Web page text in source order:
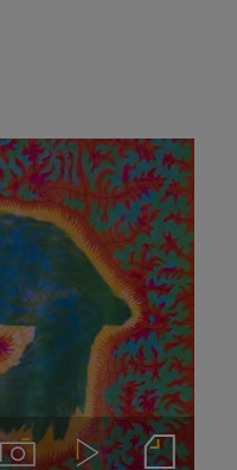
ImágenesVideos Notas de prensa